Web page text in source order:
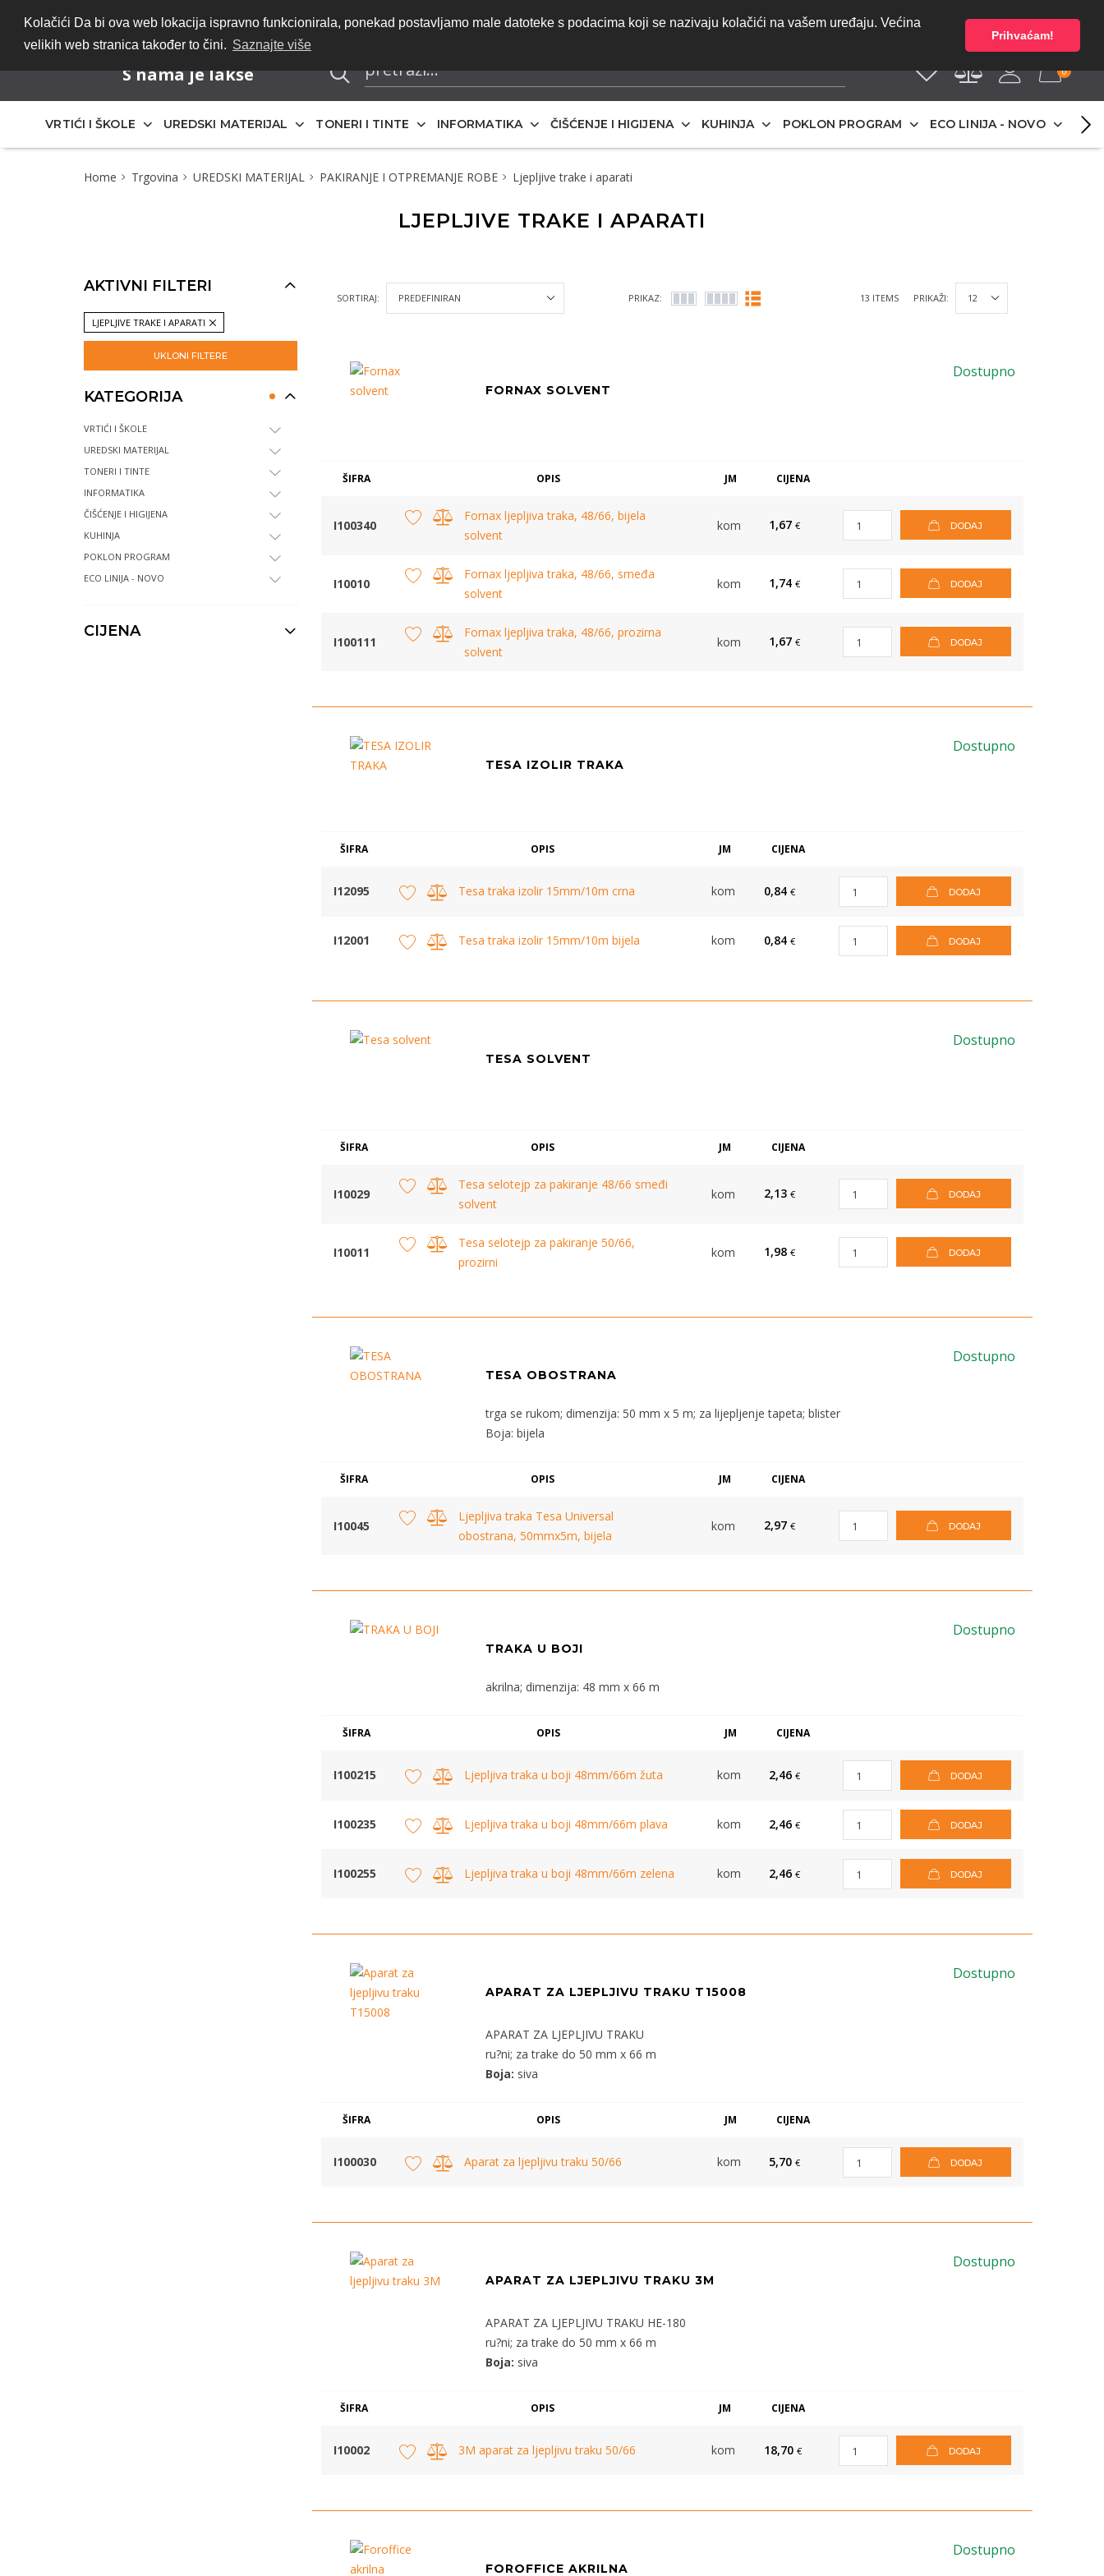
Kolačići Da bi ova web lokacija ispravno funkcionirala, ponekad postavljamo male datoteke s podacima koji se nazivaju kolačići na vašem uređaju. Većina
velikih web stranica također to čini. Saznajte više
Prihvaćam!
Bez registracije do ponude | Besplatna dostava za narudžbe iznad 70 eura bez PDV-a | Cijene
iskazane bez PDV-a
O NAMA
S nama je lakše 0
VRTIĆI I ŠKOLE UREDSKI MATERIJAL TONERI I TINTE INFORMATIKA ČIŠĆENJE I HIGIJENA KUHINJA POKLON PROGRAM ECO LINIJA - NOVO
Home Trgovina UREDSKI MATERIJAL PAKIRANJE I OTPREMANJE ROBE Ljepljive trake i aparati
LJEPLJIVE TRAKE I APARATI
AKTIVNI FILTERI
LJEPLJIVE TRAKE I APARATI
UKLONI FILTERE
KATEGORIJA
VRTIĆI I ŠKOLE
UREDSKI MATERIJAL
TONERI I TINTE
INFORMATIKA
ČIŠĆENJE I HIGIJENA
KUHINJA
POKLON PROGRAM
ECO LINIJA - NOVO
CIJENA
SORTIRAJ: PRIKAZ: 13 ITEMS PRIKAŽI:
Dostupno
FORNAX SOLVENT
ŠIFRA OPIS JM CIJENA
I100340
Fornax ljepljiva traka, 48/66, bijela
solvent
kom 1,67 € DODAJ
I10010
Fornax ljepljiva traka, 48/66, smeđa
solvent
kom 1,74 € DODAJ
I100111
Fornax ljepljiva traka, 48/66, prozirna
solvent
kom 1,67 € DODAJ
Dostupno
TESA IZOLIR TRAKA
ŠIFRA OPIS JM CIJENA
I12095 Tesa traka izolir 15mm/10m crna kom 0,84 € DODAJ
I12001 Tesa traka izolir 15mm/10m bijela kom 0,84 € DODAJ
Dostupno
TESA SOLVENT
ŠIFRA OPIS JM CIJENA
I10029
Tesa selotejp za pakiranje 48/66 smeđi
solvent
kom 2,13 € DODAJ
I10011
Tesa selotejp za pakiranje 50/66,
prozirni
kom 1,98 € DODAJ
Dostupno
TESA OBOSTRANA
trga se rukom; dimenzija: 50 mm x 5 m; za lijepljenje tapeta; blister
Boja: bijela
ŠIFRA OPIS JM CIJENA
I10045
Ljepljiva traka Tesa Universal
obostrana, 50mmx5m, bijela
kom 2,97 € DODAJ
Dostupno
TRAKA U BOJI
akrilna; dimenzija: 48 mm x 66 m
ŠIFRA OPIS JM CIJENA
I100215 Ljepljiva traka u boji 48mm/66m žuta kom 2,46 € DODAJ
I100235 Ljepljiva traka u boji 48mm/66m plava kom 2,46 € DODAJ
I100255 Ljepljiva traka u boji 48mm/66m zelena kom 2,46 € DODAJ
Dostupno
APARAT ZA LJEPLJIVU TRAKU T15008
APARAT ZA LJEPLJIVU TRAKU
ru?ni; za trake do 50 mm x 66 m
Boja: siva
ŠIFRA OPIS JM CIJENA
I100030 Aparat za ljepljivu traku 50/66 kom 5,70 € DODAJ
Dostupno
APARAT ZA LJEPLJIVU TRAKU 3M
APARAT ZA LJEPLJIVU TRAKU HE-180
ru?ni; za trake do 50 mm x 66 m
Boja: siva
ŠIFRA OPIS JM CIJENA
I10002 3M aparat za ljepljivu traku 50/66 kom 18,70 € DODAJ
Dostupno
FOROFFICE AKRILNA